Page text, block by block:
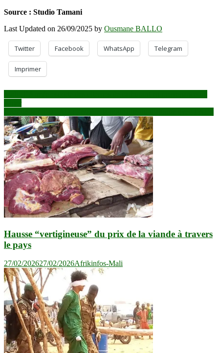
Source : Studio Tamani
Last Updated on 26/09/2025 by Ousmane BALLO
Twitter Facebook WhatsApp Telegram
Imprimer
Navigation
de
l’article
Hausse “vertigineuse” du prix de la viande à travers
le pays
27/02/202627/02/2026Afrikinfos-Mali